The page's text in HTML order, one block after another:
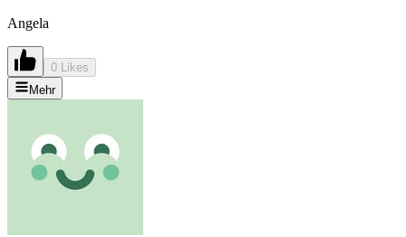
Angela
0 Likes
Mehr